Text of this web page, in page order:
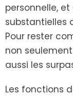
personnelle,
substantielles
Pour rester
non
aussi les
Les fonctions